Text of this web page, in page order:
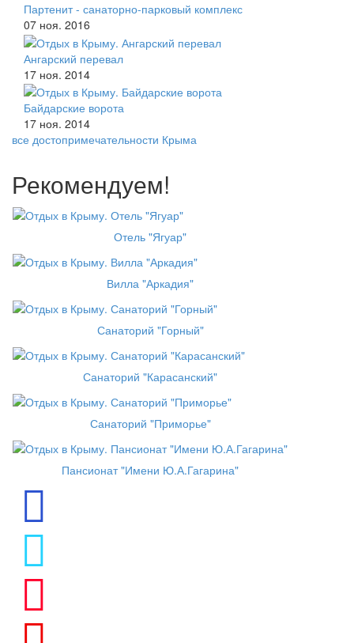
Партенит - санаторно-парковый комплекс
07 ноя. 2016
Ангарский перевал
17 ноя. 2014
Байдарские ворота
17 ноя. 2014
все достопримечательности Крыма
Рекомендуем!
Отель "Ягуар"
Вилла "Аркадия"
Санаторий "Горный"
Санаторий "Карасанский"
Санаторий "Приморье"
Пансионат "Имени Ю.А.Гагарина"